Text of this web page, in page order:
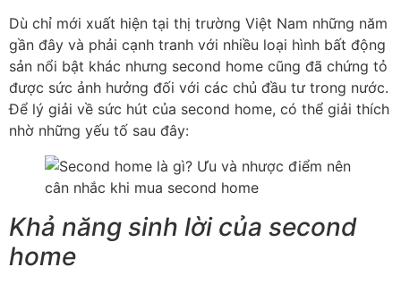
Dù chỉ mới xuất hiện tại thị trường Việt Nam những năm
gần đây và phải cạnh tranh với nhiều loại hình bất động
sản nổi bật khác nhưng second home cũng đã chứng tỏ
được sức ảnh hưởng đối với các chủ đầu tư trong nước.
Để lý giải về sức hút của second home, có thể giải thích
nhờ những yếu tố sau đây:
Khả năng sinh lời của second
home